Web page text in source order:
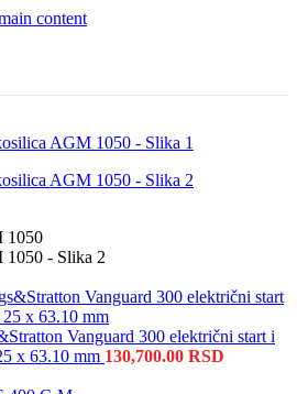
content
Vanguard 300 električni start i
x 63.10 mm 130,700.00 RSD